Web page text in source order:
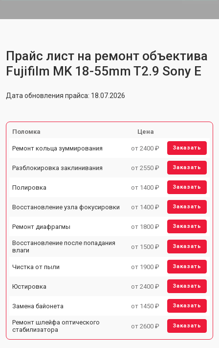
Прайс лист на ремонт объектива
Fujifilm MK 18-55mm T2.9 Sony E
Дата обновления прайса: 18.07.2026
Поломка Цена
Ремонт кольца зуммирования от 2400 ₽ Заказать
Разблокировка заклинивания от 2550 ₽ Заказать
Полировка от 1400 ₽ Заказать
Восстановление узла фокусировки от 1400 ₽ Заказать
Ремонт диафрагмы от 1800 ₽ Заказать
Восстановление после попадания
влаги
от 1500 ₽ Заказать
Чистка от пыли от 1900 ₽ Заказать
Юстировка от 2400 ₽ Заказать
Замена байонета от 1450 ₽ Заказать
Ремонт шлейфа оптического
стабилизатора
от 2600 ₽ Заказать